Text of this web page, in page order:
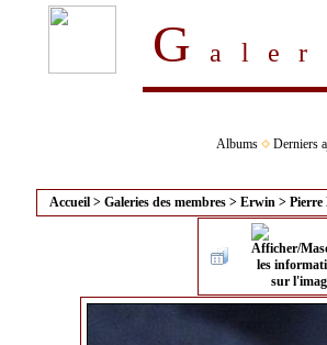
G
Albums
Derniers
Accueil > Galeries des membres > Erwin > Pierre